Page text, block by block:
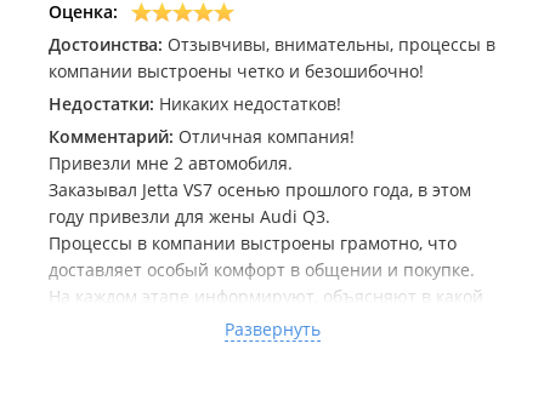
долгом пути. Чувствуется, что эти люди настоящие
мастера своего дела, те, кто знает, как довести до
конца, как подарить мечту.
Теперь, оглядываясь назад, я знаю наверняка: когда
снова придёт время, моя дорога снова ляжет к
«Япония Транзит». Это место, где мечты обретают
крылья, а воспоминания остаются навсегда.
Оценка:
Достоинства: Отзывчивы, внимательны, процессы в
компании выстроены четко и безошибочно!
Недостатки: Никаких недостатков!
Комментарий: Отличная компания!
Привезли мне 2 автомобиля.
Заказывал Jetta VS7 осенью прошлого года, в этом
году привезли для жены Audi Q3.
Процессы в компании выстроены грамотно, что
доставляет особый комфорт в общении и покупке.
На каждом этапе информируют, объясняют в какой
последовательности и что делать дальше.
Для оплат подготовлены все инструкции, в
Развернуть